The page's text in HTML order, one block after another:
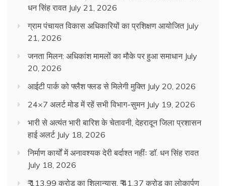
धन सिंह रावत July 21, 2026
ग्राम पंचायत विकास अधिकारियों का प्रशिक्षण आयोजित July
21, 2026
जनता मिलन: अधिकांश मामलों का मौके पर हुआ समाधान July
20, 2026
आईटी पार्क को फ्लैश फ्लड से मिलेगी मुक्ति July 20, 2026
24×7 अलर्ट मोड में रहें सभी विभाग-सुमन July 19, 2026
भारी से अत्यंत भारी बारिश के चेतावनी, देहरादून जिला प्रशासन
हाई अलर्ट July 18, 2026
निर्माण कार्यों में अनावश्यक देरी बर्दाश्त नहींः डाॅ. धन सिंह रावत
July 18, 2026
₹ 113.99 करोड़ का शिलान्यास, ₹ 41.37 करोड़ का लोकार्पण